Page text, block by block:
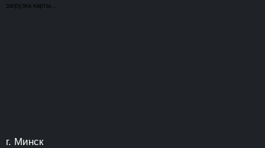
загрузка карты...
г. Минск